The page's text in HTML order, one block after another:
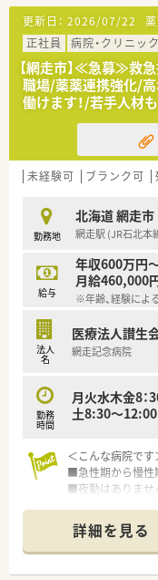
■病床数300床の病
尿器科をメインに
■薬剤師3名体制
〈企業紹介〉
■人材育成に注力
あり、薬剤師とし
■全国に薬局を
■監査機器が充実
となっています☆
更新日： 2026/07/22
正社員
病院・クリニック
【網走市】≪急募≫救
職場/薬薬連携強化/
働けます！/若手人材も
未経験可 ブランク可
勤務地
北海道 網走市
網走駅 (JR石北本
給与
年収600万円
月給460,000
※年齢、経験によ
法人
名
医療法人讃生
網走記念病院
勤務
時間
月火水木金8：
土8:30～12:00
＜こんな病院です
■急性期から慢性
■夜勤はありません
■門前の調剤薬局
そういったノウ
＜充実の福利厚生
詳細を見る